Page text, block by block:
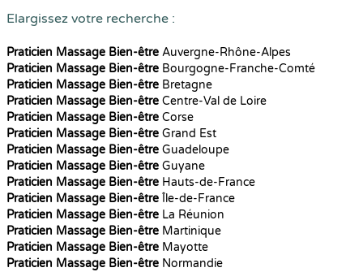
Elargissez votre recherche :
Praticien Massage Bien-être Auvergne-Rhône-Alpes
Praticien Massage Bien-être Bourgogne-Franche-Comté
Praticien Massage Bien-être Bretagne
Praticien Massage Bien-être Centre-Val de Loire
Praticien Massage Bien-être Corse
Praticien Massage Bien-être Grand Est
Praticien Massage Bien-être Guadeloupe
Praticien Massage Bien-être Guyane
Praticien Massage Bien-être Hauts-de-France
Praticien Massage Bien-être Île-de-France
Praticien Massage Bien-être La Réunion
Praticien Massage Bien-être Martinique
Praticien Massage Bien-être Mayotte
Praticien Massage Bien-être Normandie